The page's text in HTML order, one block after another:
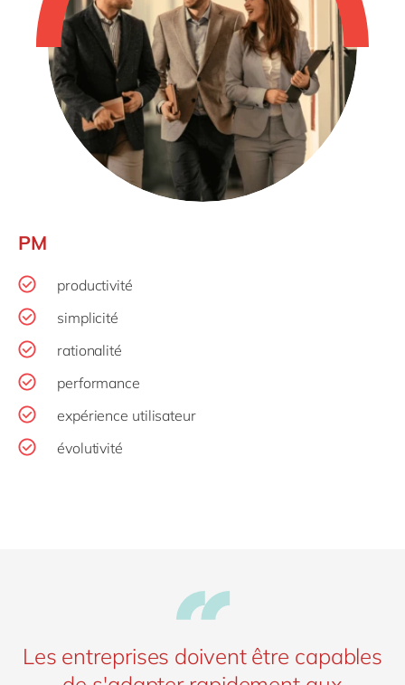
PM
productivité
simplicité
rationalité
performance
expérience utilisateur
évolutivité
Les entreprises doivent être capables